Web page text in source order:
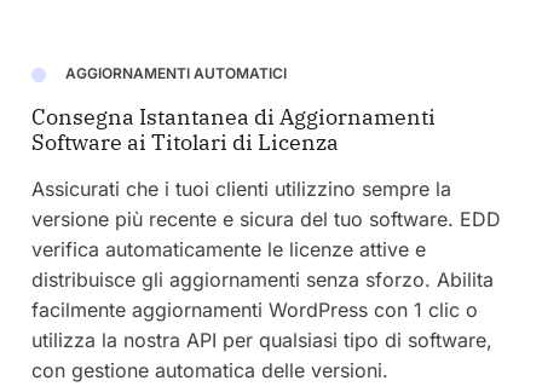
AGGIORNAMENTI AUTOMATICI
Consegna Istantanea di Aggiornamenti
Software ai Titolari di Licenza
Assicurati che i tuoi clienti utilizzino sempre la
versione più recente e sicura del tuo software. EDD
verifica automaticamente le licenze attive e
distribuisce gli aggiornamenti senza sforzo. Abilita
facilmente aggiornamenti WordPress con 1 clic o
utilizza la nostra API per qualsiasi tipo di software,
con gestione automatica delle versioni.